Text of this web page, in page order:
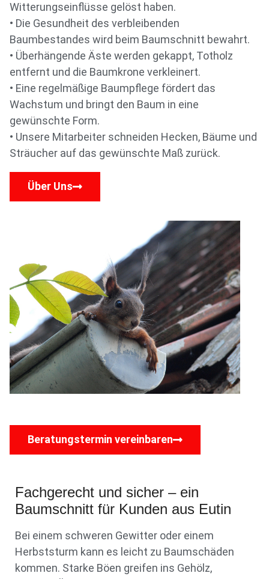
Witterungseinflüsse gelöst haben.
• Die Gesundheit des verbleibenden
Baumbestandes wird beim Baumschnitt bewahrt.
• Überhängende Äste werden gekappt, Totholz
entfernt und die Baumkrone verkleinert.
• Eine regelmäßige Baumpflege fördert das
Wachstum und bringt den Baum in eine
gewünschte Form.
• Unsere Mitarbeiter schneiden Hecken, Bäume und
Sträucher auf das gewünschte Maß zurück.
Über Uns
Beratungstermin vereinbaren
Fachgerecht und sicher – ein
Baumschnitt für Kunden aus Eutin
Bei einem schweren Gewitter oder einem
Herbststurm kann es leicht zu Baumschäden
kommen. Starke Böen greifen ins Gehölz,